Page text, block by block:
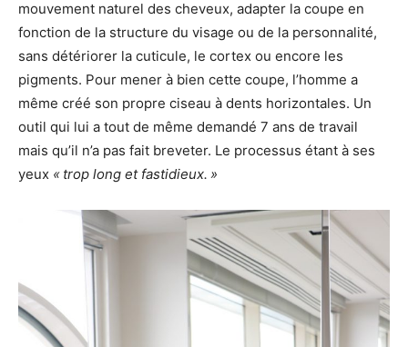
mouvement naturel des cheveux, adapter la coupe en
fonction de la structure du visage ou de la personnalité,
sans détériorer la cuticule, le cortex ou encore les
pigments. Pour mener à bien cette coupe, l’homme a
même créé son propre ciseau à dents horizontales. Un
outil qui lui a tout de même demandé 7 ans de travail
mais qu’il n’a pas fait breveter. Le processus étant à ses
yeux « trop long et fastidieux. »